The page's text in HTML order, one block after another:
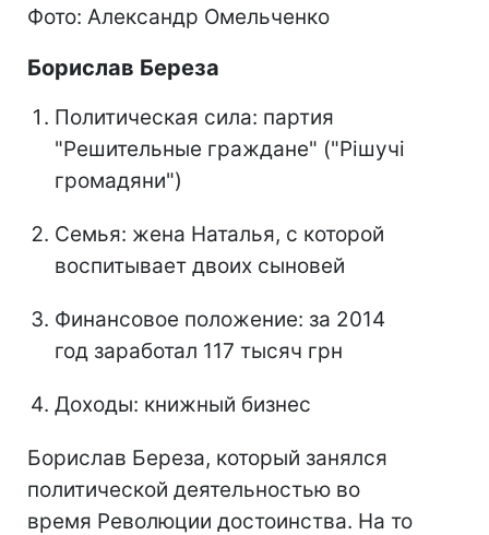
Фото: Александр Омельченко
Борислав Береза
Политическая сила: партия
"Решительные граждане" ("Рішучі
громадяни")
Семья: жена Наталья, с которой
воспитывает двоих сыновей
Финансовое положение: за 2014
год заработал 117 тысяч грн
Доходы: книжный бизнес
Борислав Береза, который занялся
политической деятельностью во
время Революции достоинства. На то